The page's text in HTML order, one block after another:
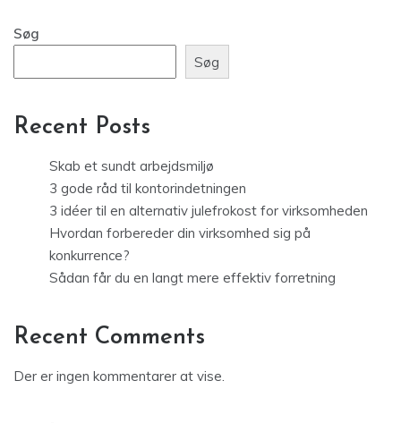
Søg
Søg
Recent Posts
Skab et sundt arbejdsmiljø
3 gode råd til kontorindetningen
3 idéer til en alternativ julefrokost for virksomheden
Hvordan forbereder din virksomhed sig på
konkurrence?
Sådan får du en langt mere effektiv forretning
Recent Comments
Der er ingen kommentarer at vise.